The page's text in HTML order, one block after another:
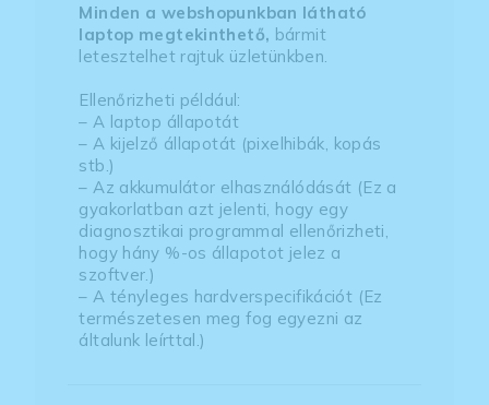
Minden a webshopunkban látható
laptop megtekinthető, bármit
letesztelhet rajtuk üzletünkben.
Ellenőrizheti például:
– A laptop állapotát
– A kijelző állapotát (pixelhibák, kopás
stb.)
– Az akkumulátor elhasználódását (Ez a
gyakorlatban azt jelenti, hogy egy
diagnosztikai programmal ellenőrizheti,
hogy hány %-os állapotot jelez a
szoftver.)
– A tényleges hardverspecifikációt (Ez
természetesen meg fog egyezni az
általunk leírttal.)